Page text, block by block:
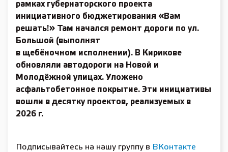
рамках губернаторского проекта
инициативного бюджетирования «Вам
решать!» Там начался ремонт дороги по ул.
Большой (выполнят
в щебёночном исполнении). В Кирикове
обновляли автодороги на Новой и
Молодёжной улицах. Уложено
асфальтобетонное покрытие. Эти инициативы
вошли в десятку проектов, реализуемых в
2026 г.
Подписывайтесь на нашу группу в ВКонтакте